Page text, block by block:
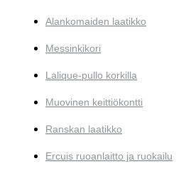
Alankomaiden laatikko
Messinkikori
Lalique-pullo korkilla
Muovinen keittiökontti
Ranskan laatikko
Ercuis ruoanlaitto ja ruokailu